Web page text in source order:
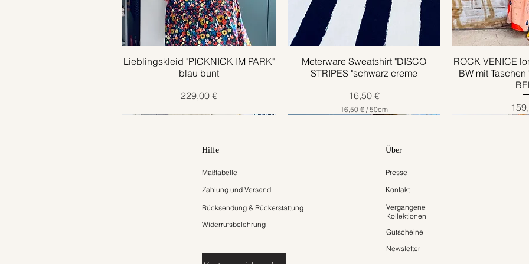
Schnellansicht
Lieblingskleid "PICKNICK IM PARK"
blau bunt
Preis
229,00 €
Schnellansicht
Meterware Sweatshirt "DISCO
STRIPES "schwarz creme
Preis
16,50 €
16,50 € /50cm
ROCK VENICE
BW mit
Hilfe
Maßtabelle
Zahlung und Versand
Rücksendung & Rückerstattung
Widerrufsbelehrung
Über
Presse
Kontakt
Vergangene
Kollektionen
Gutscheine
Newsletter